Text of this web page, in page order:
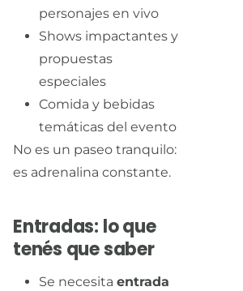
personajes en vivo
Shows impactantes y
propuestas
especiales
Comida y bebidas
temáticas del evento
No es un paseo tranquilo:
es adrenalina constante.
Entradas: lo que
tenés que saber
Se necesita entrada